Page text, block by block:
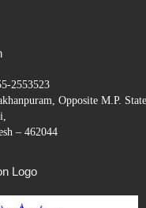
2553523
Opposite M.P.
– 462044
Logo